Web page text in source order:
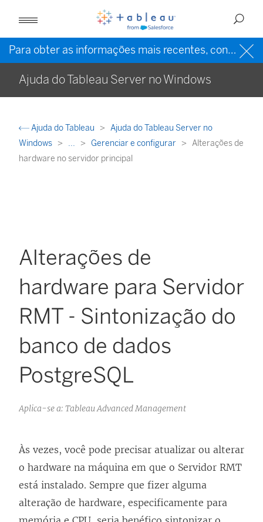
Para obter as informações mais recentes, consulte a
Ajuda do Tableau Server no Windows
Ajuda do Tableau
Ajuda do Tableau Server no
Windows
... Gerenciar e configurar
Alterações de
hardware no servidor principal
Alterações de
hardware para Servidor
RMT - Sintonização do
banco de dados
PostgreSQL
Aplica-se a: Tableau Advanced Management
Às vezes, você pode precisar atualizar ou alterar
o hardware na máquina em que o Servidor RMT
está instalado. Sempre que fizer alguma
alteração de hardware, especificamente para